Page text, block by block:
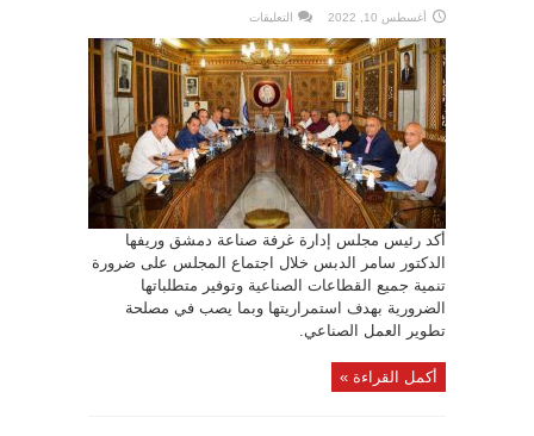
أغسطس 10, 2022 التعليقات
منصة”
التصنيع
السوري”
و
استثمار
قرار
المركزي
بتقديم
التسهيلات
المالية
للمشاريع
الصناعية
مغلقة
أكد رئيس مجلس إدارة غرفة صناعة دمشق وريفها
الدكتور سامر الدبس خلال اجتماع المجلس على ضرورة
تنمية جميع القطاعات الصناعية وتوفير متطلباتها
الضرورية بهدف استمراريتها وبما يصب في مصلحة
تطوير العمل الصناعي.
أكمل القراءة »